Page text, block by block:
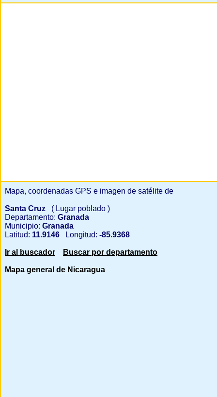
Mapa, coordenadas GPS e imagen de satélite de
Santa Cruz
( Lugar poblado )
Departamento: Granada
Municipio: Granada
Latitud: 11.9146 Longitud: -85.9368
Ir al buscador Buscar por departamento
Mapa general de Nicaragua